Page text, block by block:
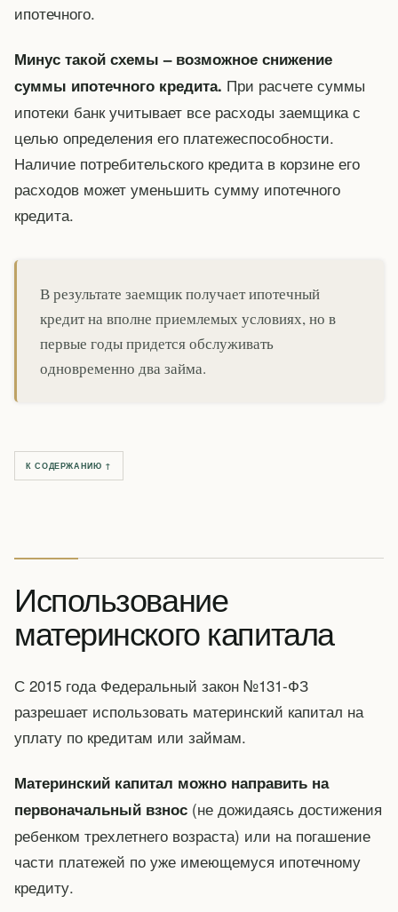
ипотечного.
Минус такой схемы – возможное снижение
суммы ипотечного кредита. При расчете суммы
ипотеки банк учитывает все расходы заемщика с
целью определения его платежеспособности.
Наличие потребительского кредита в корзине его
расходов может уменьшить сумму ипотечного
кредита.
В результате заемщик получает ипотечный
кредит на вполне приемлемых условиях, но в
первые годы придется обслуживать
одновременно два займа.
К СОДЕРЖАНИЮ ↑
Использование
материнского капитала
С 2015 года Федеральный закон №131-ФЗ
разрешает использовать материнский капитал на
уплату по кредитам или займам.
Материнский капитал можно направить на
первоначальный взнос (не дожидаясь достижения
ребенком трехлетнего возраста) или на погашение
части платежей по уже имеющемуся ипотечному
кредиту.